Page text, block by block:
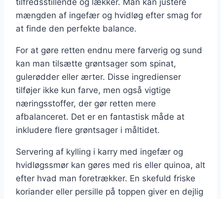
mængden af ingefær og hvidløg efter smag for
at finde den perfekte balance.
For at gøre retten endnu mere farverig og sund
kan man tilsætte grøntsager som spinat,
gulerødder eller ærter. Disse ingredienser
tilføjer ikke kun farve, men også vigtige
næringsstoffer, der gør retten mere
afbalanceret. Det er en fantastisk måde at
inkludere flere grøntsager i måltidet.
Servering af kylling i karry med ingefær og
hvidløgssmør kan gøres med ris eller quinoa, alt
efter hvad man foretrækker. En skefuld friske
koriander eller persille på toppen giver en dejlig